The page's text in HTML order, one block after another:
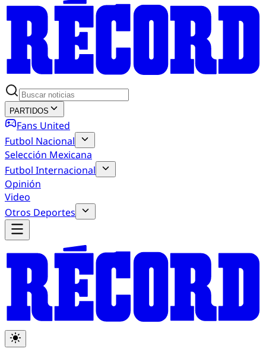
PARTIDOS
Fans United
Futbol Nacional
Selección Mexicana
Futbol Internacional
Opinión
Video
Otros Deportes